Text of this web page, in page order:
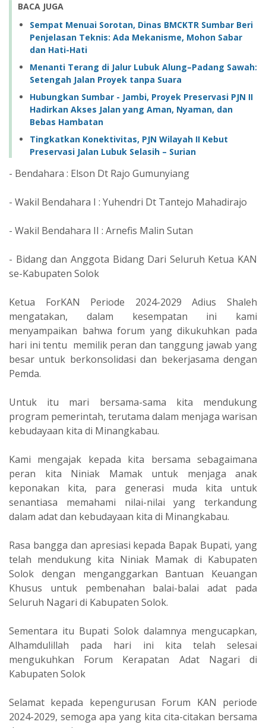
BACA JUGA
Sempat Menuai Sorotan, Dinas BMCKTR Sumbar Beri
Penjelasan Teknis: Ada Mekanisme, Mohon Sabar
dan Hati-Hati
Menanti Terang di Jalur Lubuk Alung–Padang Sawah:
Setengah Jalan Proyek tanpa Suara ‎
Hubungkan Sumbar - Jambi, Proyek Preservasi PJN II
Hadirkan Akses Jalan yang Aman, Nyaman, dan
Bebas Hambatan
Tingkatkan Konektivitas, PJN Wilayah II Kebut
Preservasi Jalan Lubuk Selasih – Surian
- Bendahara : Elson Dt Rajo Gumunyiang
- Wakil Bendahara I : Yuhendri Dt Tantejo Mahadirajo
- Wakil Bendahara II : Arnefis Malin Sutan
- Bidang dan Anggota Bidang Dari Seluruh Ketua KAN
se-Kabupaten Solok
Ketua ForKAN Periode 2024-2029 Adius Shaleh
mengatakan, dalam kesempatan ini kami
menyampaikan bahwa forum yang dikukuhkan pada
hari ini tentu memilik peran dan tanggung jawab yang
besar untuk berkonsolidasi dan bekerjasama dengan
Pemda.
Untuk itu mari bersama-sama kita mendukung
program pemerintah, terutama dalam menjaga warisan
kebudayaan kita di Minangkabau.
Kami mengajak kepada kita bersama sebagaimana
peran kita Niniak Mamak untuk menjaga anak
keponakan kita, para generasi muda kita untuk
senantiasa memahami nilai-nilai yang terkandung
dalam adat dan kebudayaan kita di Minangkabau.
Rasa bangga dan apresiasi kepada Bapak Bupati, yang
telah mendukung kita Niniak Mamak di Kabupaten
Solok dengan menganggarkan Bantuan Keuangan
Khusus untuk pembenahan balai-balai adat pada
Seluruh Nagari di Kabupaten Solok.
Sementara itu Bupati Solok dalamnya mengucapkan,
Alhamdulillah pada hari ini kita telah selesai
mengukuhkan Forum Kerapatan Adat Nagari di
Kabupaten Solok
Selamat kepada kepengurusan Forum KAN periode
2024-2029, semoga apa yang kita cita-citakan bersama